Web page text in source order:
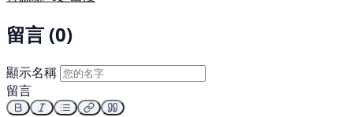
留言 (0)
顯示名稱
留言